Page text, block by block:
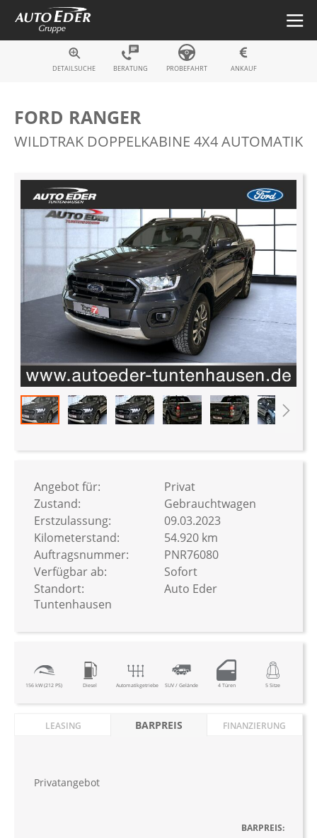
Fahrzeugsuche
DETAILSUCHE BERATUNG PROBEFAHRT ANKAUF
FORD RANGER
WILDTRAK DOPPELKABINE 4X4 AUTOMATIK
Ende
der
Bildergalerie
Anfang
Bildergalerie
springen
156 kW (212 PS) Diesel Automatikgetriebe SUV / Gelände 4 Türen 5 Sitze
Angebot für:
Privat
Zustand:
Gebrauchtwagen
Erstzulassung:
09.03.2023
Kilometerstand:
54.920 km
Auftragsnummer:
PNR76080
Verfügbar ab:
Sofort
Standort:
Auto Eder
Tuntenhausen
LEASING BARPREIS FINANZIERUNG
Privatangebot
BARPREIS: